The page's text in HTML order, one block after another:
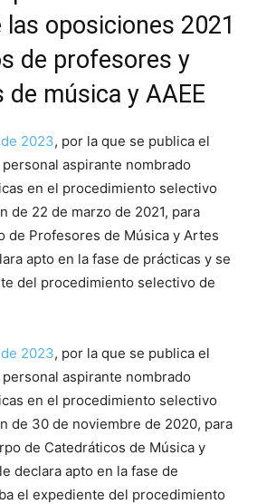
oposiciones 2021
de profesores y
música y AAEE
2023, por la que se publica el
aspirante nombrado
en el procedimiento selectivo
de 22 de marzo de 2021, para
de Profesores de Música y Artes
apto en la fase de prácticas y se
del procedimiento selectivo de
2023, por la que se publica el
aspirante nombrado
en el procedimiento selectivo
de 30 de noviembre de 2020, para
de Catedráticos de Música y
declara apto en la fase de
el expediente del procedimiento